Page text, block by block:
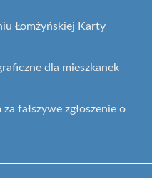
Łomżyńskiej Karty
dla mieszkanek
fałszywe zgłoszenie o